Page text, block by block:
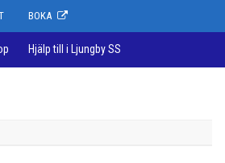
BOKA
Hjälp till i Ljungby SS